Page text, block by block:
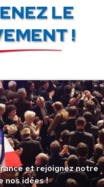
LE
!
et rejoignez notre
nos idées !